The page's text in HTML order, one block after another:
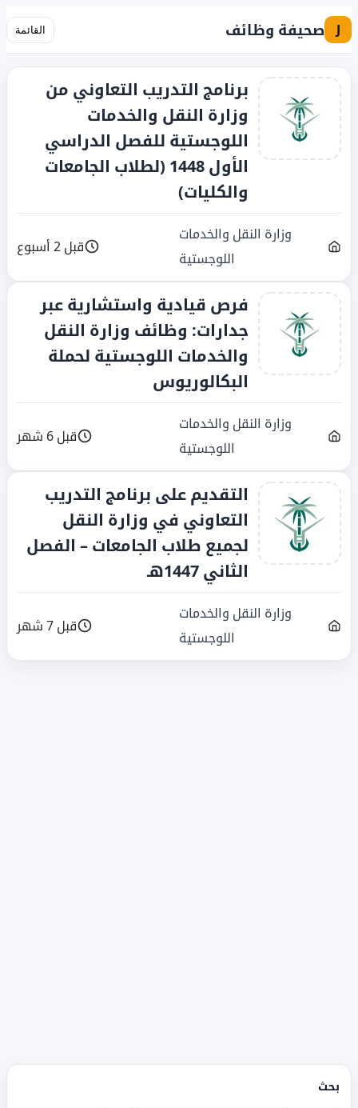
J صحيفة وظائف القائمة
بحث
برنامج التدريب التعاوني من
وزارة النقل والخدمات
اللوجستية للفصل الدراسي
الأول 1448 (لطلاب الجامعات
والكليات)
وزارة النقل والخدمات
اللوجستية
قبل 2 أسبوع
فرص قيادية واستشارية عبر
جدارات: وظائف وزارة النقل
والخدمات اللوجستية لحملة
البكالوريوس
وزارة النقل والخدمات
اللوجستية
قبل 6 شهر
التقديم على برنامج التدريب
التعاوني في وزارة النقل
لجميع طلاب الجامعات – الفصل
الثاني 1447هـ
وزارة النقل والخدمات
اللوجستية
قبل 7 شهر